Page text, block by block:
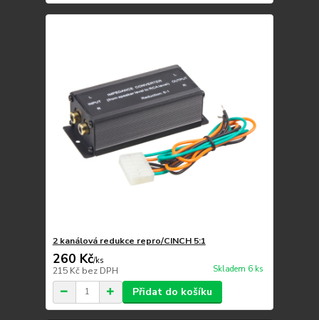
2 kanálová redukce repro/CINCH 5:1
260 Kč/ks
215 Kč bez DPH Skladem 6 ks
Přidat do košíku